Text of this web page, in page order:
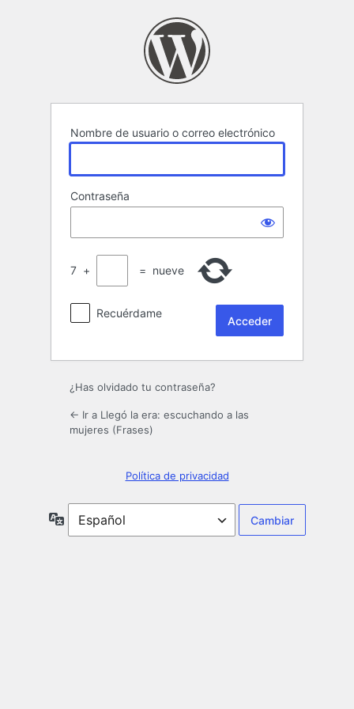
Nombre de usuario o correo electrónico
Contraseña
7 + = nueve
Recuérdame
¿Has olvidado tu contraseña?
← Ir a Llegó la era: escuchando a las
mujeres (Frases)
Política de privacidad
Idioma